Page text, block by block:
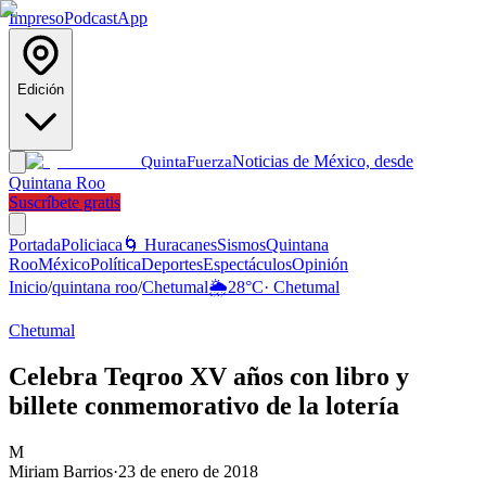
ImpresoPodcastApp
Edición
QuintaFuerzaNoticias de México, desde
Quintana Roo
Suscríbete gratis
PortadaPoliciaca 🌀 HuracanesSismosQuintana
RooMéxicoPolíticaDeportesEspectáculosOpinión
Inicio/quintana roo/Chetumal🌦️28°C· Chetumal
Chetumal
Celebra Teqroo XV años con libro y
billete conmemorativo de la lotería
M
Miriam Barrios·23 de enero de 2018